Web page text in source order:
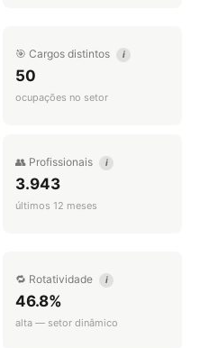
🎯 Cargos distintos i
50
ocupações no setor
👥 Profissionais i
3.943
últimos 12 meses
🔁 Rotatividade i
46.8%
alta — setor dinâmico